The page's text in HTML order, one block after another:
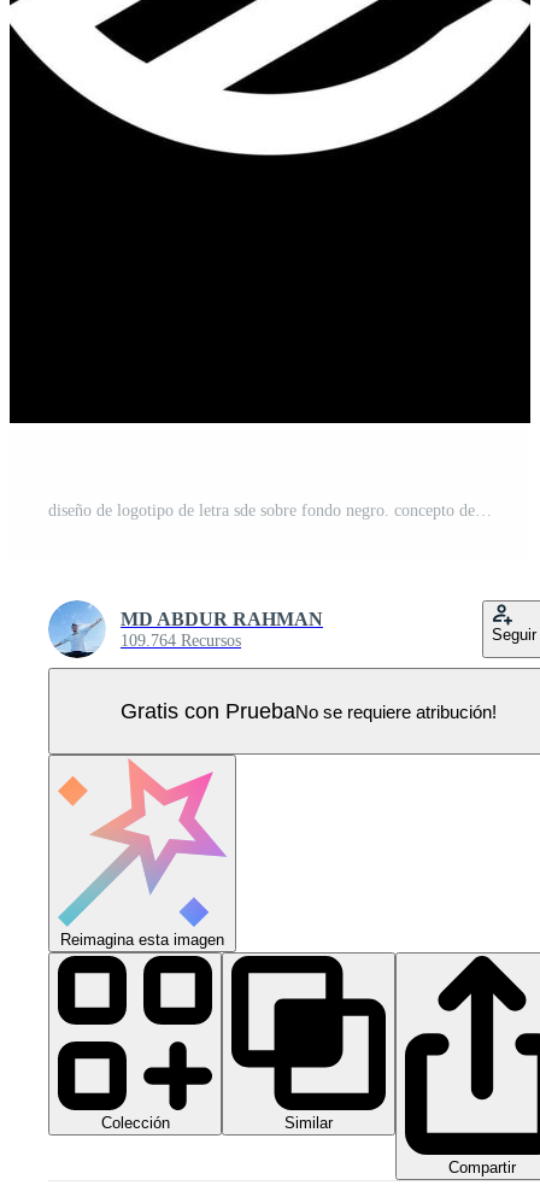
diseño de logotipo de letra sde sobre fondo negro. concepto de logotipo de letra de iniciales creativas sde. diseño de letra sde. Vector Pro
MD ABDUR RAHMAN
109.764 Recursos Seguir
Gratis con PruebaNo se requiere atribución!
Reimagina esta imagen
Colección Similar
Compartir